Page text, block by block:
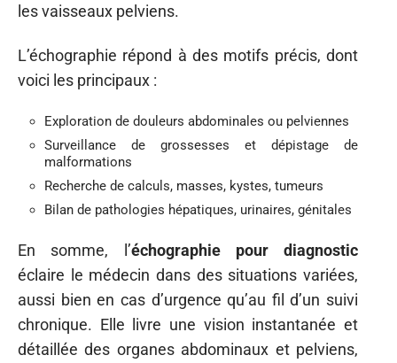
les vaisseaux pelviens.
L’échographie répond à des motifs précis, dont
voici les principaux :
Exploration de douleurs abdominales ou pelviennes
Surveillance de grossesses et dépistage de
malformations
Recherche de calculs, masses, kystes, tumeurs
Bilan de pathologies hépatiques, urinaires, génitales
En somme, l’échographie pour diagnostic
éclaire le médecin dans des situations variées,
aussi bien en cas d’urgence qu’au fil d’un suivi
chronique. Elle livre une vision instantanée et
détaillée des organes abdominaux et pelviens,